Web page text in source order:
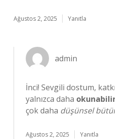
Ağustos 2, 2025 Yanıtla
admin
İnci! Sevgili dostum,
yalnızca daha
çok daha düşünsel
Ağustos 2, 2025 Yanıtla